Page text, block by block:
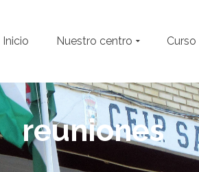
Inicio Nuestro centro
reuniones